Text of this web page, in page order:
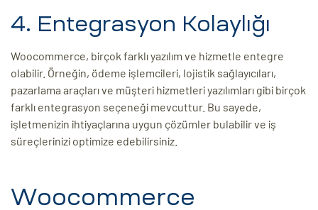
4. Entegrasyon Kolaylığı
Woocommerce, birçok farklı yazılım ve hizmetle entegre
olabilir. Örneğin, ödeme işlemcileri, lojistik sağlayıcıları,
pazarlama araçları ve müşteri hizmetleri yazılımları gibi birçok
farklı entegrasyon seçeneği mevcuttur. Bu sayede,
işletmenizin ihtiyaçlarına uygun çözümler bulabilir ve iş
süreçlerinizi optimize edebilirsiniz.
Woocommerce